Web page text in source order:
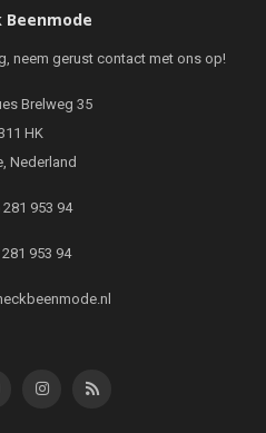
Beenmode
neem gerust contact met ons op!
Brelweg 35
HK
Nederland
281 953 94
953 94